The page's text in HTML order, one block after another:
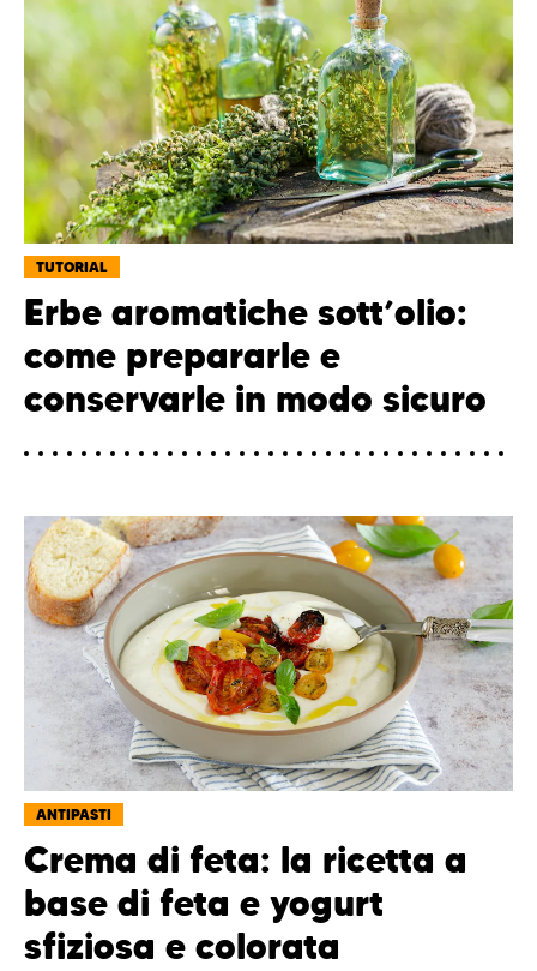
TUTORIAL
Erbe aromatiche sott’olio:
come prepararle e
conservarle in modo sicuro
ANTIPASTI
Crema di feta: la ricetta a
base di feta e yogurt
sfiziosa e colorata